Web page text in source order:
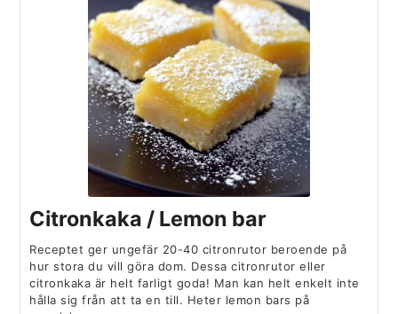
Citronkaka / Lemon bar
Receptet ger ungefär 20-40 citronrutor beroende på
hur stora du vill göra dom. Dessa citronrutor eller
citronkaka är helt farligt goda! Man kan helt enkelt inte
hålla sig från att ta en till. Heter lemon bars på